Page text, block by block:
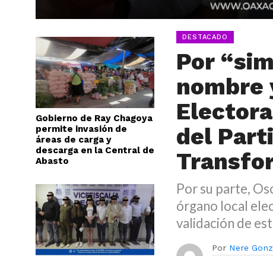
Gobierno de Ray Chagoya
permite invasión de
áreas de carga y
descarga en la Central de
Abasto
DESTACADO
Por
nombre
del
Por su parte,
órgano local
validación de
Por Nere